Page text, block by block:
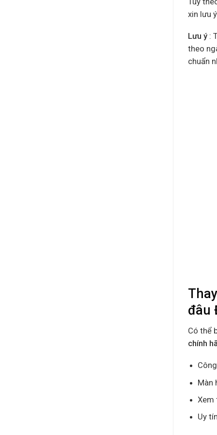
xin lưu
Lưu ý :
theo
chuẩn
đâu
Có thể
chính
Màn
Xem
Uy